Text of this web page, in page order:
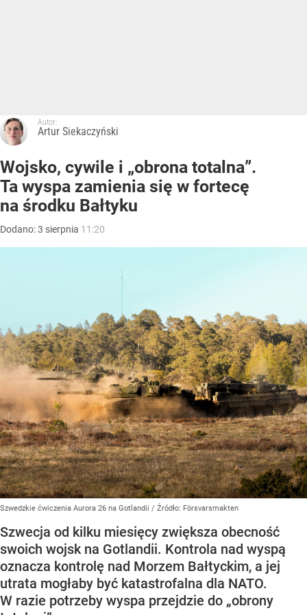
Autor:
Artur Siekaczyński
Wojsko, cywile i „obrona totalna”.
Ta wyspa zamienia się w fortecę
na środku Bałtyku
Dodano:3 sierpnia 11:20
Szwedzkie ćwiczenia Aurora 26 na Gotlandii / Źródło: Försvarsmakten
Szwecja od kilku miesięcy zwiększa obecność
swoich wojsk na Gotlandii. Kontrola nad wyspą
oznacza kontrolę nad Morzem Bałtyckim, a jej
utrata mogłaby być katastrofalna dla NATO.
W razie potrzeby wyspa przejdzie do „obrony